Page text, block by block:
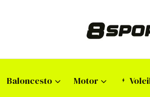
Baloncesto Motor